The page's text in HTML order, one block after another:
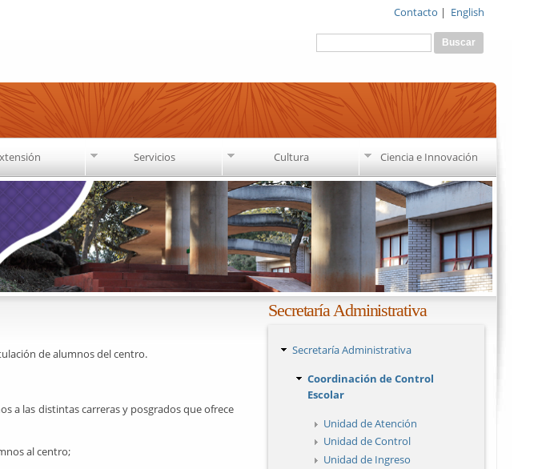
Contacto | English
Formulario de búsqueda
Servicios Cultura Ciencia e Innovación
de alumnos del centro.
a las distintas carreras y posgrados que ofrece
al centro;
Secretaría Administrativa
Secretaría Administrativa
Coordinación de Control
Escolar
Unidad de Atención
Unidad de Control
Unidad de Ingreso